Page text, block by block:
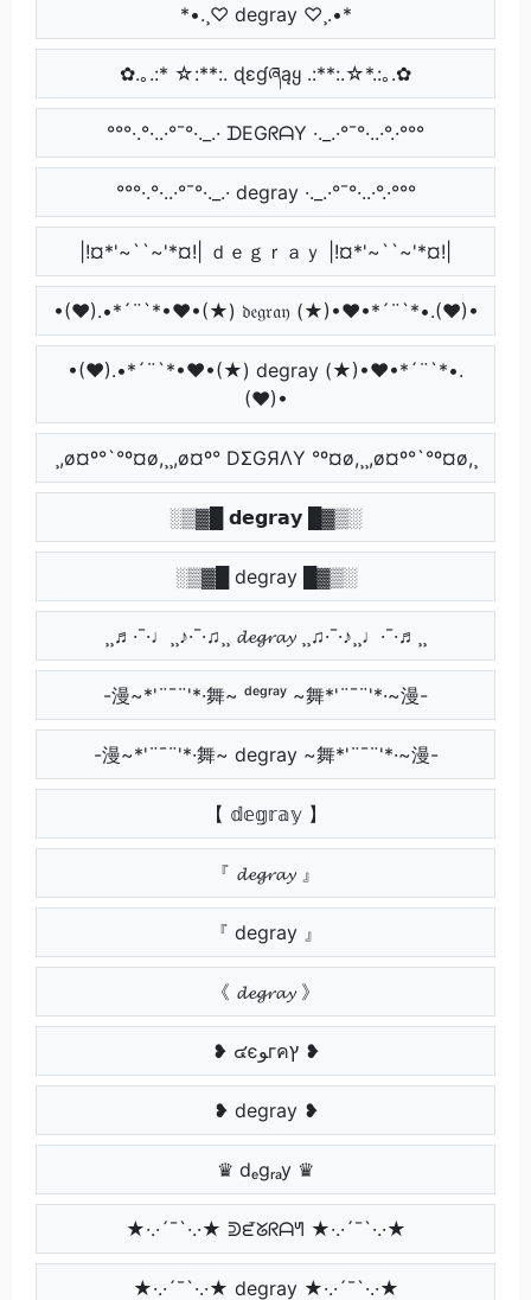
*•.¸♡ degray ♡¸.•*
✿.｡.:* ☆:**:. ɖɛɠཞąყ .:**:.☆*.:｡.✿
°°°·.°·..·°¯°·._.· ᗪEGᖇᗩY ·._.·°¯°·..·°.·°°°
°°°·.°·..·°¯°·._.· degray ·._.·°¯°·..·°.·°°°
|!¤*'~``~'*¤!| ｄｅｇｒａｙ |!¤*'~``~'*¤!|
•(♥).•*´¨`*•♥•(★) 𝔡𝔢𝔤𝔯𝔞𝔶 (★)•♥•*´¨`*•.(♥)•
•(♥).•*´¨`*•♥•(★) degray (★)•♥•*´¨`*•.
(♥)•
¸,ø¤º°`°º¤ø,¸¸,ø¤º° DΣGЯΛY °º¤ø,¸¸,ø¤º°`°º¤ø,¸
░▒▓█ 𝗱𝗲𝗴𝗿𝗮𝘆 █▓▒░
░▒▓█ degray █▓▒░
¸¸♬·¯·♩¸¸♪·¯·♫¸¸ 𝓭𝓮𝓰𝓻𝓪𝔂 ¸¸♫·¯·♪¸¸♩·¯·♬¸¸
-漫~*'¨¯¨'*·舞~ ᵈᵉᵍʳᵃʸ ~舞*'¨¯¨'*·~漫-
-漫~*'¨¯¨'*·舞~ degray ~舞*'¨¯¨'*·~漫-
【 𝕕𝕖𝕘𝕣𝕒𝕪 】
『 𝓭𝓮𝓰𝓻𝓪𝔂 』
『 degray 』
《 𝓭𝓮𝓰𝓻𝓪𝔂 》
❥ ๔єﻮгคץ ❥
❥ degray ❥
♛ dₑgᵣₐy ♛
★·.·´¯`·.·★ ᕲᘿᘜᖇᗩᖻ ★·.·´¯`·.·★
★·.·´¯`·.·★ degray ★·.·´¯`·.·★